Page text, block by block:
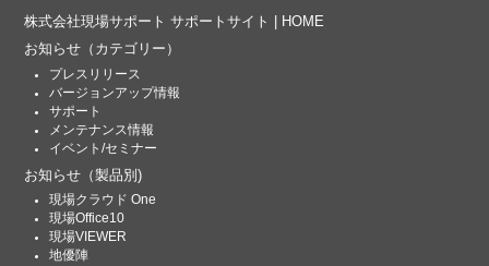
株式会社現場サポート サポートサイト | HOME
お知らせ （カテゴリー）
プレスリリース
バージョンアップ情報
サポート
メンテナンス情報
イベント/セミナー
お知らせ （製品別)
現場クラウド One
現場Office10
現場VIEWER
地優陣